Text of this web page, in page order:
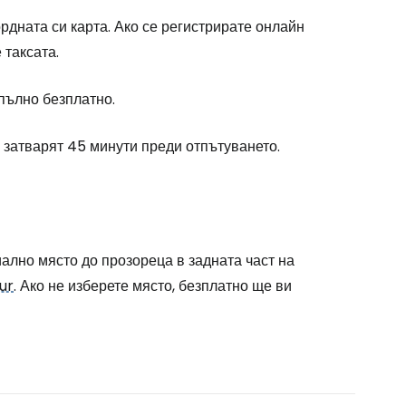
си карта. Ако се регистрирате онлайн
безплатно.
45 минути преди отпътуването.
място до прозореца в задната част на
. Ако не изберете място, безплатно ще ви